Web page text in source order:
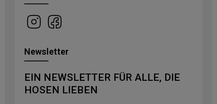
Newsletter
EIN NEWSLETTER FÜR ALLE, DIE
HOSEN LIEBEN